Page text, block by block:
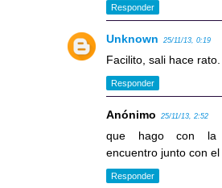
Responder
Unknown 25/11/13, 0:19
Facilito, sali hace rato.
Responder
Anónimo 25/11/13, 2:52
que hago con la
encuentro junto con el
Responder